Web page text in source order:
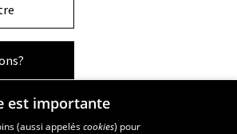
est importante
(aussi appeléscookies) pour